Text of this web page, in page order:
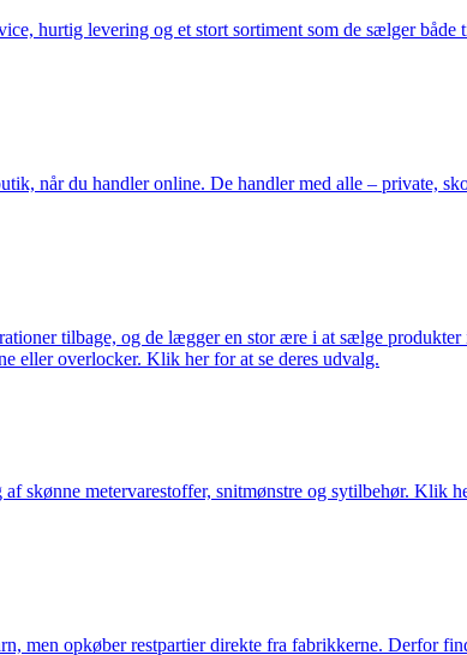
hurtig levering og et stort sortiment som de sælger
når du handler online. De handler med alle – private,
tilbage, og de lægger en stor ære i at sælge
eller overlocker. Klik her for at se deres udvalg.
skønne metervarestoffer, snitmønstre og sytilbehør. Klik
men opkøber restpartier direkte fra fabrikkerne. Derfor